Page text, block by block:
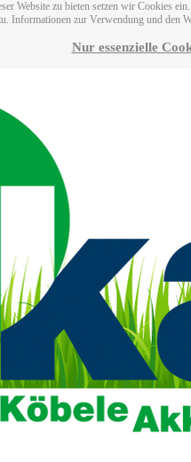
Website zu bieten setzen wir Cookies
Informationen zur Verwendung und den
Nur essenzielle